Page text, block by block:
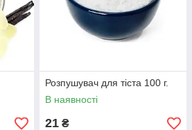
Розпушувач для тіста 100 г.
В наявності
21 ₴